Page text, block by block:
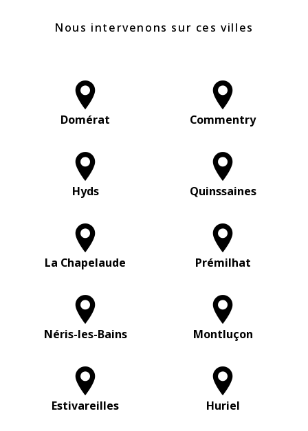
Nous intervenons sur ces villes
Domérat Commentry
Hyds Quinssaines
La Chapelaude Prémilhat
Néris-les-Bains Montluçon
Estivareilles Huriel